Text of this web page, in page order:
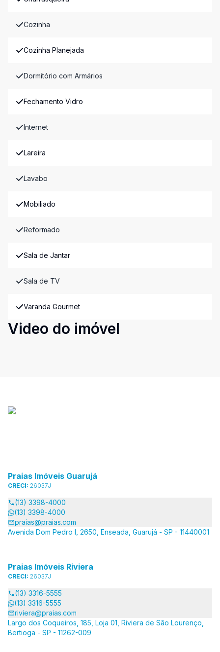
Cozinha
Cozinha Planejada
Dormitório com Armários
Fechamento Vidro
Internet
Lareira
Lavabo
Mobiliado
Reformado
Sala de Jantar
Sala de TV
Varanda Gourmet
Video do imóvel
Praias Imóveis Guarujá
CRECI: 26037J
(13) 3398-4000
(13) 3398-4000
praias@praias.com
Avenida Dom Pedro I, 2650, Enseada, Guarujá - SP - 11440001
Praias Imóveis Riviera
CRECI: 26037J
(13) 3316-5555
(13) 3316-5555
riviera@praias.com
Largo dos Coqueiros, 185, Loja 01, Riviera de São Lourenço,
Bertioga - SP - 11262-009